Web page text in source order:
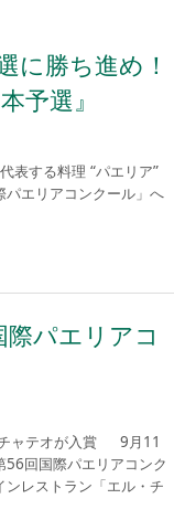
に勝ち進め！
予選』
表する料理 “パエリア”
エリアコンクール」へ
パエリアコ
チャテオが入賞 9月11
56回国際パエリアコンク
レストラン「エル・チ